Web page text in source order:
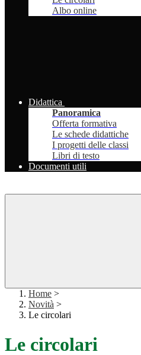
Albo online
Didattica
Panoramica
Offerta formativa
Le schede didattiche
I progetti delle classi
Libri di testo
Documenti utili
Home >
Novità >
Le circolari
Le circolari